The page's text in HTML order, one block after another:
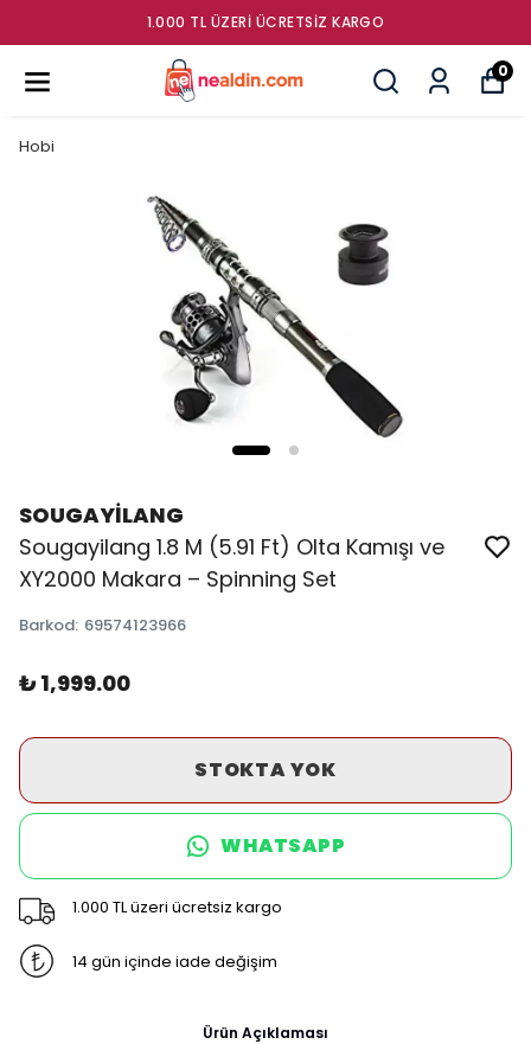
GÜMRÜK ÜRÜNLERI SATIŞ
0
Hobi
SOUGAYİLANG
Sougayilang 1.8 M (5.91 Ft) Olta Kamışı ve
XY2000 Makara – Spinning Set
Barkod: 69574123966
₺ 1,999.00
STOKTA YOK
WHATSAPP
1.000 TL üzeri ücretsiz kargo
14 gün içinde iade değişim
Ürün Açıklaması